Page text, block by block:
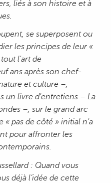
liés à son histoire et à
se superposent ou
les principes de leur «
l'art de
ans après son chef-
et culture –,
un livre d'entretiens – La
–, sur le grand arc
« pas de côté » initial n'a
pour affronter les
: Quand vous
déjà l’idée de cette